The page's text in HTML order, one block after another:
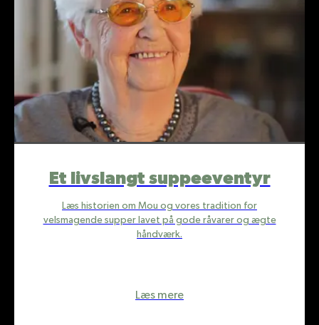
Et livslangt suppeeventyr
Læs historien om Mou og vores tradition for
velsmagende supper lavet på gode råvarer og ægte
håndværk.
Læs mere